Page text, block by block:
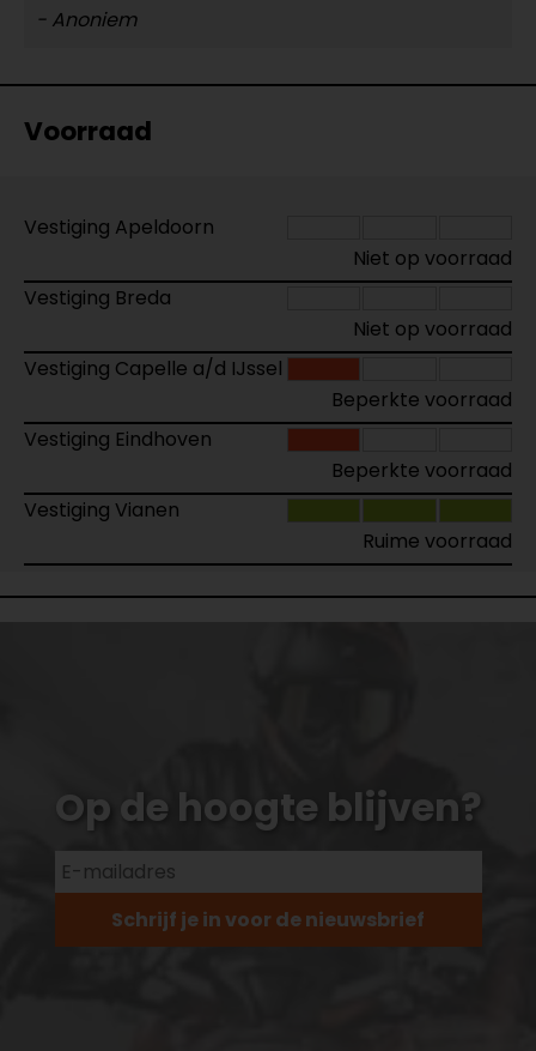
- Anoniem
Voorraad
Vestiging Apeldoorn
Niet op voorraad
Vestiging Breda
Niet op voorraad
Vestiging Capelle a/d IJssel
Beperkte voorraad
Vestiging Eindhoven
Beperkte voorraad
Vestiging Vianen
Ruime voorraad
Op de hoogte blijven?
Schrijf je in voor de nieuwsbrief